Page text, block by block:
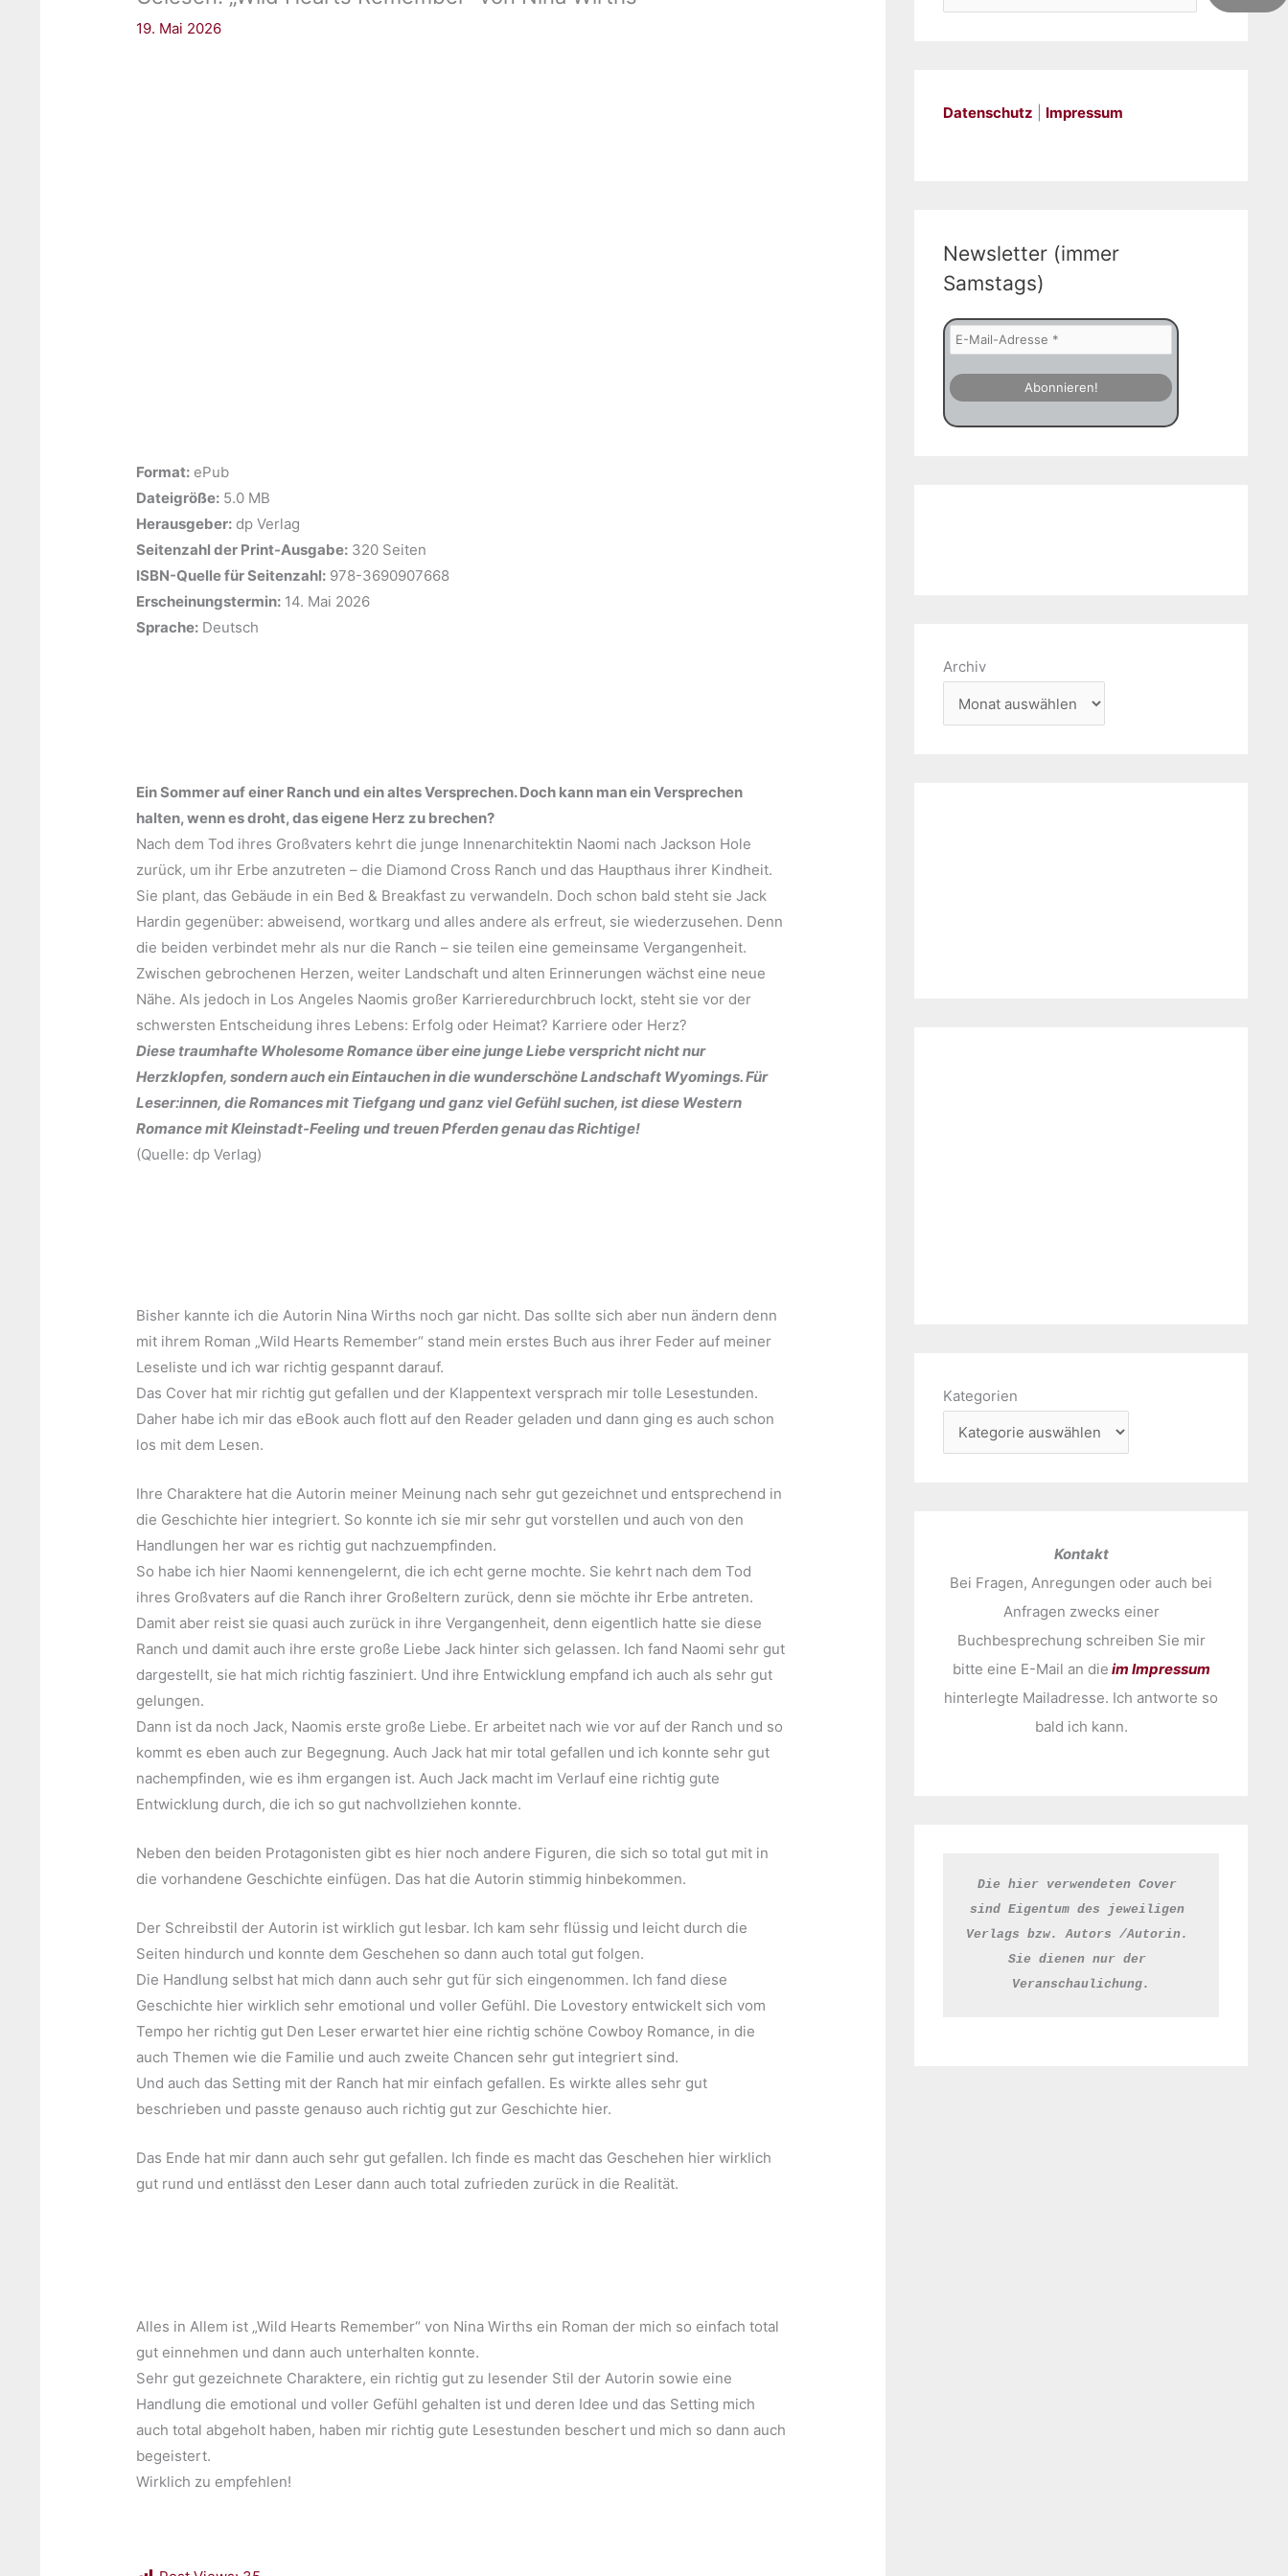
19. Mai 2026
Format: ePub
Dateigröße: ‎5.0 MB
Herausgeber: ‎dp Verlag
Seitenzahl der Print-Ausgabe: ‎320 Seiten
ISBN-Quelle für Seitenzahl: ‎978-3690907668
Erscheinungstermin: ‎14. Mai 2026
Sprache: ‎Deutsch
Ein Sommer auf einer Ranch und ein altes Versprechen. Doch kann man ein Versprechen
halten, wenn es droht, das eigene Herz zu brechen?
Nach dem Tod ihres Großvaters kehrt die junge Innenarchitektin Naomi nach Jackson Hole
zurück, um ihr Erbe anzutreten – die Diamond Cross Ranch und das Haupthaus ihrer Kindheit.
Sie plant, das Gebäude in ein Bed & Breakfast zu verwandeln. Doch schon bald steht sie Jack
Hardin gegenüber: abweisend, wortkarg und alles andere als erfreut, sie wiederzusehen. Denn
die beiden verbindet mehr als nur die Ranch – sie teilen eine gemeinsame Vergangenheit.
Zwischen gebrochenen Herzen, weiter Landschaft und alten Erinnerungen wächst eine neue
Nähe. Als jedoch in Los Angeles Naomis großer Karrieredurchbruch lockt, steht sie vor der
schwersten Entscheidung ihres Lebens: Erfolg oder Heimat? Karriere oder Herz?
Diese traumhafte Wholesome Romance über eine junge Liebe verspricht nicht nur
Herzklopfen, sondern auch ein Eintauchen in die wunderschöne Landschaft Wyomings. Für
Leser:innen, die Romances mit Tiefgang und ganz viel Gefühl suchen, ist diese Western
Romance mit Kleinstadt-Feeling und treuen Pferden genau das Richtige!
(Quelle: dp Verlag)
Bisher kannte ich die Autorin Nina Wirths noch gar nicht. Das sollte sich aber nun ändern denn
mit ihrem Roman „Wild Hearts Remember“ stand mein erstes Buch aus ihrer Feder auf meiner
Leseliste und ich war richtig gespannt darauf.
Das Cover hat mir richtig gut gefallen und der Klappentext versprach mir tolle Lesestunden.
Daher habe ich mir das eBook auch flott auf den Reader geladen und dann ging es auch schon
los mit dem Lesen.
Ihre Charaktere hat die Autorin meiner Meinung nach sehr gut gezeichnet und entsprechend in
die Geschichte hier integriert. So konnte ich sie mir sehr gut vorstellen und auch von den
Handlungen her war es richtig gut nachzuempfinden.
So habe ich hier Naomi kennengelernt, die ich echt gerne mochte. Sie kehrt nach dem Tod
ihres Großvaters auf die Ranch ihrer Großeltern zurück, denn sie möchte ihr Erbe antreten.
Damit aber reist sie quasi auch zurück in ihre Vergangenheit, denn eigentlich hatte sie diese
Ranch und damit auch ihre erste große Liebe Jack hinter sich gelassen. Ich fand Naomi sehr gut
dargestellt, sie hat mich richtig fasziniert. Und ihre Entwicklung empfand ich auch als sehr gut
gelungen.
Dann ist da noch Jack, Naomis erste große Liebe. Er arbeitet nach wie vor auf der Ranch und so
kommt es eben auch zur Begegnung. Auch Jack hat mir total gefallen und ich konnte sehr gut
nachempfinden, wie es ihm ergangen ist. Auch Jack macht im Verlauf eine richtig gute
Entwicklung durch, die ich so gut nachvollziehen konnte.
Neben den beiden Protagonisten gibt es hier noch andere Figuren, die sich so total gut mit in
die vorhandene Geschichte einfügen. Das hat die Autorin stimmig hinbekommen.
Der Schreibstil der Autorin ist wirklich gut lesbar. Ich kam sehr flüssig und leicht durch die
Seiten hindurch und konnte dem Geschehen so dann auch total gut folgen.
Die Handlung selbst hat mich dann auch sehr gut für sich eingenommen. Ich fand diese
Geschichte hier wirklich sehr emotional und voller Gefühl. Die Lovestory entwickelt sich vom
Tempo her richtig gut Den Leser erwartet hier eine richtig schöne Cowboy Romance, in die
auch Themen wie die Familie und auch zweite Chancen sehr gut integriert sind.
Und auch das Setting mit der Ranch hat mir einfach gefallen. Es wirkte alles sehr gut
beschrieben und passte genauso auch richtig gut zur Geschichte hier.
Das Ende hat mir dann auch sehr gut gefallen. Ich finde es macht das Geschehen hier wirklich
gut rund und entlässt den Leser dann auch total zufrieden zurück in die Realität.
Alles in Allem ist „Wild Hearts Remember“ von Nina Wirths ein Roman der mich so einfach total
gut einnehmen und dann auch unterhalten konnte.
Sehr gut gezeichnete Charaktere, ein richtig gut zu lesender Stil der Autorin sowie eine
Handlung die emotional und voller Gefühl gehalten ist und deren Idee und das Setting mich
auch total abgeholt haben, haben mir richtig gute Lesestunden beschert und mich so dann auch
begeistert.
Wirklich zu empfehlen!
Datenschutz Impressum
Newsletter (immer
Samstags)
Archiv
Kategorien
Kontakt
Bei Fragen, Anregungen oder auch bei
Anfragen zwecks einer
Buchbesprechung schreiben Sie mir
bitte eine E-Mail an die im Impressum
hinterlegte Mailadresse. Ich antworte so
bald ich kann.
Die hier verwendeten Cover
sind Eigentum des jeweiligen
Verlags bzw. Autors /Autorin.
Sie dienen nur der
Veranschaulichung.